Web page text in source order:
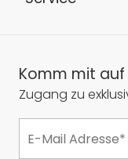
Komm mit
Zugang zu